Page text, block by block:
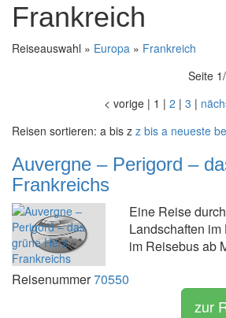
Frankreich
Reiseauswahl » Europa » Frankreich
Seite
< vorige | 1 | 2 | 3 |
Reisen sortieren: a bis z z bis a neueste
Auvergne – Perigord –
Frankreichs
Eine Reise
Landschaften
im Reisebus ab
Reisenummer70550
zur